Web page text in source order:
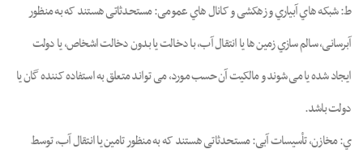
ط: ﺷﺒﮑﻪ ﻫﺎي آﺑﯿﺎري و زﻫﮑﺸﯽ و ﮐﺎﻧﺎل ﻫﺎي ﻋﻤﻮﻣﯽ: ﻣﺴﺘﺤﺪﺛﺎﺗﯽ ﻫﺴﺘﻨﺪ ﮐﻪ ﺑﻪ ﻣﻨﻈﻮر
آﺑﺮﺳﺎﻧﯽ، ﺳﺎﻟﻢ ﺳﺎزي زﻣﯿﻦ ﻫﺎ ﯾﺎ اﻧﺘﻘﺎل آب، ﺑﺎ دﺧﺎﻟﺖ ﯾﺎ ﺑﺪون دﺧﺎﻟﺖ اﺷﺨﺎص، ﯾﺎ دوﻟﺖ
اﯾﺠﺎد ﺷﺪه ﯾﺎ ﻣﯽ ﺷﻮﻧﺪ و ﻣﺎﻟﮑﯿﺖ آن ﺣﺴﺐ مورد، ﻣﯽ ﺗﻮاﻧﺪ ﻣﺘﻌﻠﻖ ﺑﻪ اﺳﺘﻔﺎده ﮐﻨﻨﺪه ﮔﺎن ﯾﺎ
دوﻟﺖ ﺑﺎﺷﺪ.
ي: ﻣﺨﺎزن، ﺗﺄﺳﯿﺴﺎت آﺑﯽ: ﻣﺴﺘﺤﺪﺛﺎﺗﯽ ﻫﺴﺘﻨﺪ ﮐﻪ ﺑﻪ ﻣﻨﻈﻮر ﺗﺎﻣﯿﻦ ﯾﺎ اﻧﺘﻘﺎل آب، ﺗﻮﺳﻂ